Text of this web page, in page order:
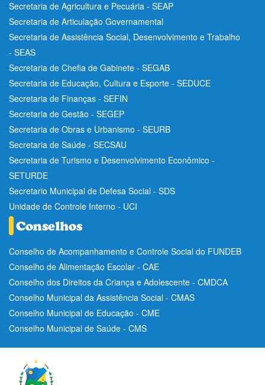
Secretaria de Agricultura e Pecuária - SEAP
Secretaria de Articulação Governamental
Secretaria de Assistência Social, Desenvolvimento e Trabalho
- SEAS
Secretaria de Chefia de Gabinete - SEGAB
Secretaria de Educação, Cultura e Esporte - SEDUCE
Secretaria de Finanças - SEFIN
Secretaria de Gestão - SEGEP
Secretaria de Obras e Urbanismo - SEURB
Secretaria de Saúde - SECSAU
Secretaria de Turismo e Desenvolvimento Econômico -
SETURDE
Secretario Municipal de Defesa Social - SDS
Unidade de Controle Interno - UCI
Conselho de Acompanhamento e Controle Social do FUNDEB
Conselho de Alimentação Escolar - CAE
Conselho dos Direitos da Criança e Adolescente - CMDCA
Conselho Municipal da Assistência Social - CMAS
Conselho Municipal de Educação - CME
Conselho Municipal de Saúde - CMS